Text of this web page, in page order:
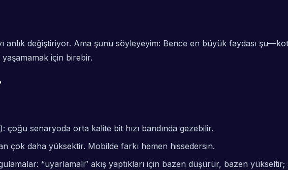
anlık değiştiriyor. Ama şunu söyleyeyim: Bence en büyük faydası
için birebir.
çoğu senaryoda orta kalite bit hızı bandında gezebilir.
çok daha yüksektir. Mobilde farkı hemen hissedersin.
“uyarlamalı” akış yaptıkları için bazen düşürür, bazen